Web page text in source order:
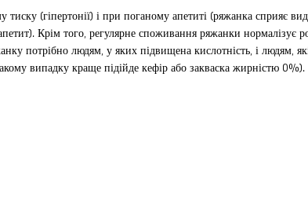
(гіпертонії) і при поганому апетиті (ряжанка сприяє
Крім того, регулярне споживання ряжанки нормалізує
потрібно людям, у яких підвищена кислотність, і людям,
випадку краще підійде кефір або закваска жирністю 0%).